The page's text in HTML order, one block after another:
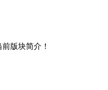
版块简介！